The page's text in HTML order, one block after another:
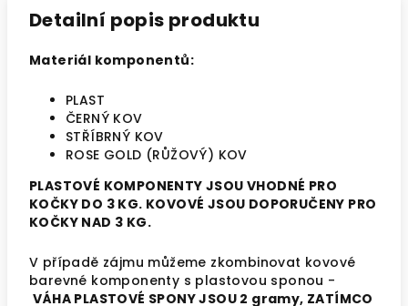
Detailní popis produktu
Materiál komponentů:
PLAST
ČERNÝ KOV
STŘÍBRNÝ KOV
ROSE GOLD (RŮŽOVÝ) KOV
PLASTOVÉ KOMPONENTY JSOU VHODNÉ PRO
KOČKY DO 3 KG. KOVOVÉ JSOU DOPORUČENY PRO
KOČKY NAD 3 KG.
V případě zájmu můžeme zkombinovat kovové
barevné komponenty s plastovou sponou -
VÁHA PLASTOVÉ SPONY JSOU 2 gramy, ZATÍMCO